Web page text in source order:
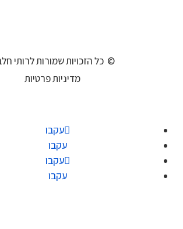
© כל הזכויות שמורות לרותי
מדיניות פרטיות
עקבו
עקבו
עקבו
עקבו